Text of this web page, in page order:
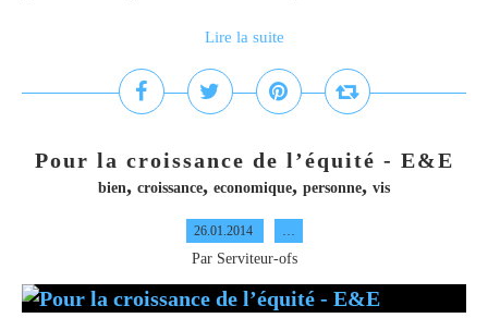
Lire la suite
Pour la croissance de l’équité - E&E
bien, croissance, economique, personne, vis
26.01.2014 …
Par Serviteur-ofs